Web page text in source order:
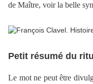
de Maître, voir la belle
Petit résumé du
Le mot ne peut être